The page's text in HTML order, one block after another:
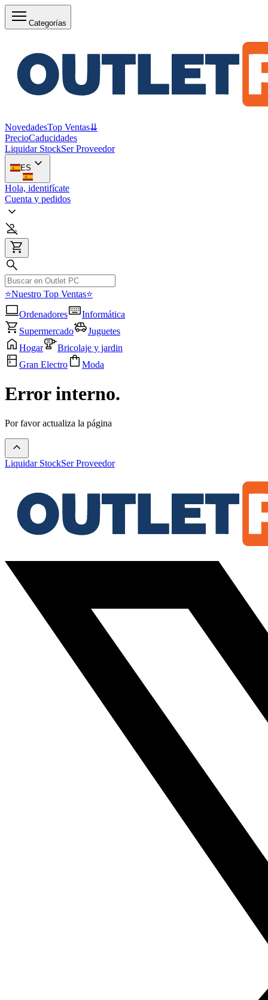
Categorías
NovedadesTop Ventas⇊
PrecioCaducidades
Liquidar StockSer Proveedor
ES
Hola, identifícate
Cuenta y pedidos
⭐Nuestro Top Ventas⭐
Ordenadores
Informática
Supermercado
Juguetes
Hogar
Bricolaje y jardin
Gran Electro
Moda
Error interno.
Por favor actualiza la página
Liquidar StockSer Proveedor